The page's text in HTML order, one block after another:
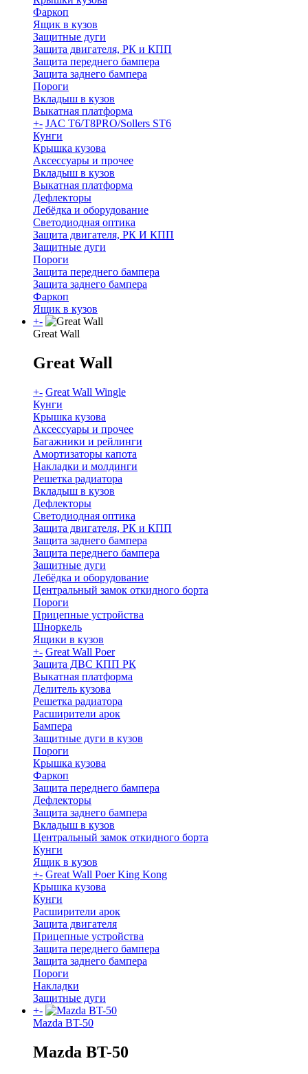
Фаркоп
Ящик в кузов
Защитные дуги
Защита двигателя, РК и КПП
Защита переднего бампера
Защита заднего бампера
Пороги
Вкладыш в кузов
Выкатная платформа
+- JAC T6/T8PRO/Sollers ST6
Кунги
Крышка кузова
Аксессуары и прочее
Вкладыш в кузов
Выкатная платформа
Дефлекторы
Лебёдка и оборудование
Светодиодная оптика
Защита двигателя, РК И КПП
Защитные дуги
Пороги
Защита переднего бампера
Защита заднего бампера
Фаркоп
Ящик в кузов
+-
Great Wall
Great Wall
+- Great Wall Wingle
Кунги
Крышка кузова
Аксессуары и прочее
Багажники и рейлинги
Амортизаторы капота
Накладки и молдинги
Решетка радиатора
Вкладыш в кузов
Дефлекторы
Светодиодная оптика
Защита двигателя, РК и КПП
Защита заднего бампера
Защита переднего бампера
Защитные дуги
Лебёдка и оборудование
Центральный замок откидного борта
Пороги
Прицепные устройства
Шноркель
Ящики в кузов
+- Great Wall Poer
Защита ДВС КПП РК
Выкатная платформа
Делитель кузова
Решетка радиатора
Расширители арок
Бампера
Защитные дуги в кузов
Пороги
Крышка кузова
Фаркоп
Защита переднего бампера
Дефлекторы
Защита заднего бампера
Вкладыш в кузов
Центральный замок откидного борта
Кунги
Ящик в кузов
+- Great Wall Poer King Kong
Крышка кузова
Кунги
Расширители арок
Защита двигателя
Прицепные устройства
Защита переднего бампера
Защита заднего бампера
Пороги
Накладки
Защитные дуги
+-
Mazda BT-50
Mazda BT-50